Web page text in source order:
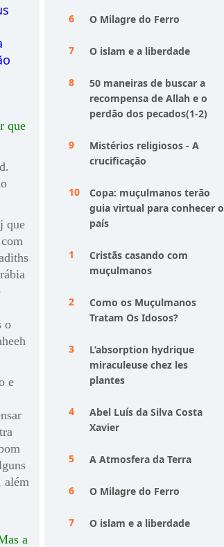
que
que
o
e
além
a
O Milagre do Ferro
O islam e a liberdade
50 maneiras de buscar a
recompensa de Allah e o
perdão dos pecados(1-2)
Mistérios religiosos - A
crucificação
Copa: muçulmanos terão
guia virtual para conhecer o
país
Cristãs casando com
muçulmanos
Como os Muçulmanos
Tratam Os Idosos?
L’absorption hydrique
miraculeuse chez les
plantes
Abel Luís da Silva Costa
Xavier
A Atmosfera da Terra
O Milagre do Ferro
O islam e a liberdade